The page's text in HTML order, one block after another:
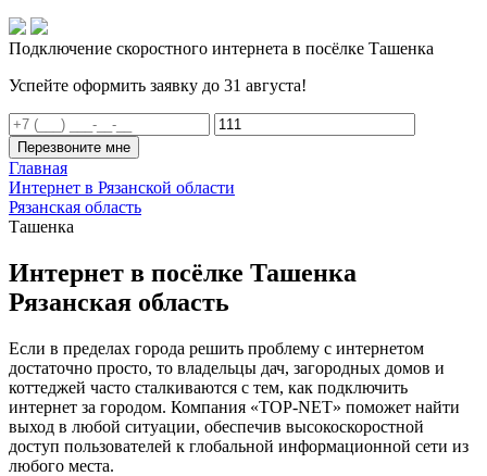
Подключение скоростного интернета в посёлке Ташенка
Успейте оформить заявку до 31 августа!
Перезвоните мне
Главная
Интернет в Рязанской области
Рязанская область
Ташенка
Интернет в посёлке Ташенка
Рязанская область
Если в пределах города решить проблему с интернетом
достаточно просто, то владельцы дач, загородных домов и
коттеджей часто сталкиваются с тем, как подключить
интернет за городом. Компания «TOP-NET» поможет найти
выход в любой ситуации, обеспечив высокоскоростной
доступ пользователей к глобальной информационной сети из
любого места.